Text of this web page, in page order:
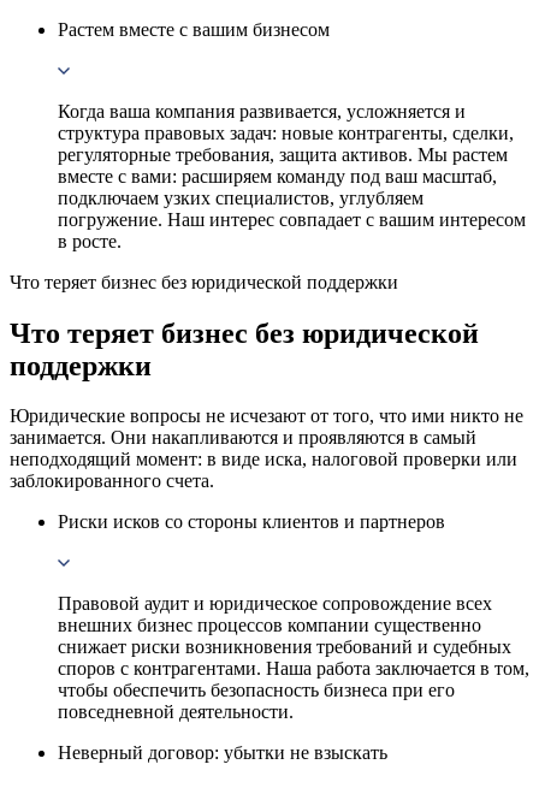
Растем вместе с вашим бизнесом
Когда ваша компания развивается, усложняется и
структура правовых задач: новые контрагенты, сделки,
регуляторные требования, защита активов. Мы растем
вместе с вами: расширяем команду под ваш масштаб,
подключаем узких специалистов, углубляем
погружение. Наш интерес совпадает с вашим интересом
в росте.
Что теряет бизнес без юридической поддержки
Что теряет бизнес без юридической
поддержки
Юридические вопросы не исчезают от того, что ими никто не
занимается. Они накапливаются и проявляются в самый
неподходящий момент: в виде иска, налоговой проверки или
заблокированного счета.
Риски исков со стороны клиентов и партнеров
Правовой аудит и юридическое сопровождение всех
внешних бизнес процессов компании существенно
снижает риски возникновения требований и судебных
споров с контрагентами. Наша работа заключается в том,
чтобы обеспечить безопасность бизнеса при его
повседневной деятельности.
Неверный договор: убытки не взыскать